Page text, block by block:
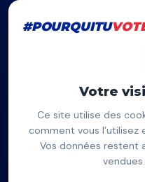
#POURQUITU
#POURQUITU
Votre
Ce site utilise des
comment vous
Vos données restent
vendues.